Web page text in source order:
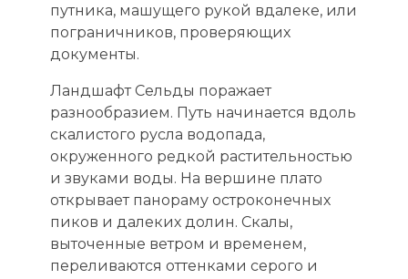
путника, машущего рукой вдалеке, или
пограничников, проверяющих
документы.
Ландшафт Сельды поражает
разнообразием. Путь начинается вдоль
скалистого русла водопада,
окруженного редкой растительностью
и звуками воды. На вершине плато
открывает панораму остроконечных
пиков и далеких долин. Скалы,
выточенные ветром и временем,
переливаются оттенками серого и